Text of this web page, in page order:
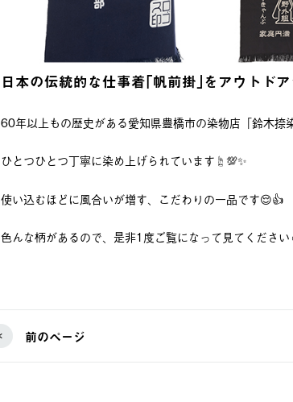
日本の伝統的な仕事着｢帆前掛｣をアウトド
60年以上もの歴史がある愛知県豊橋市の染物店「鈴木捺
ひとつひとつ丁寧に染め上げられています☝️💯✨
使い込むほどに風合いが増す、こだわりの一品です😌👍
色んな柄があるので、是非1度ご覧になって見てくださ
前のページ